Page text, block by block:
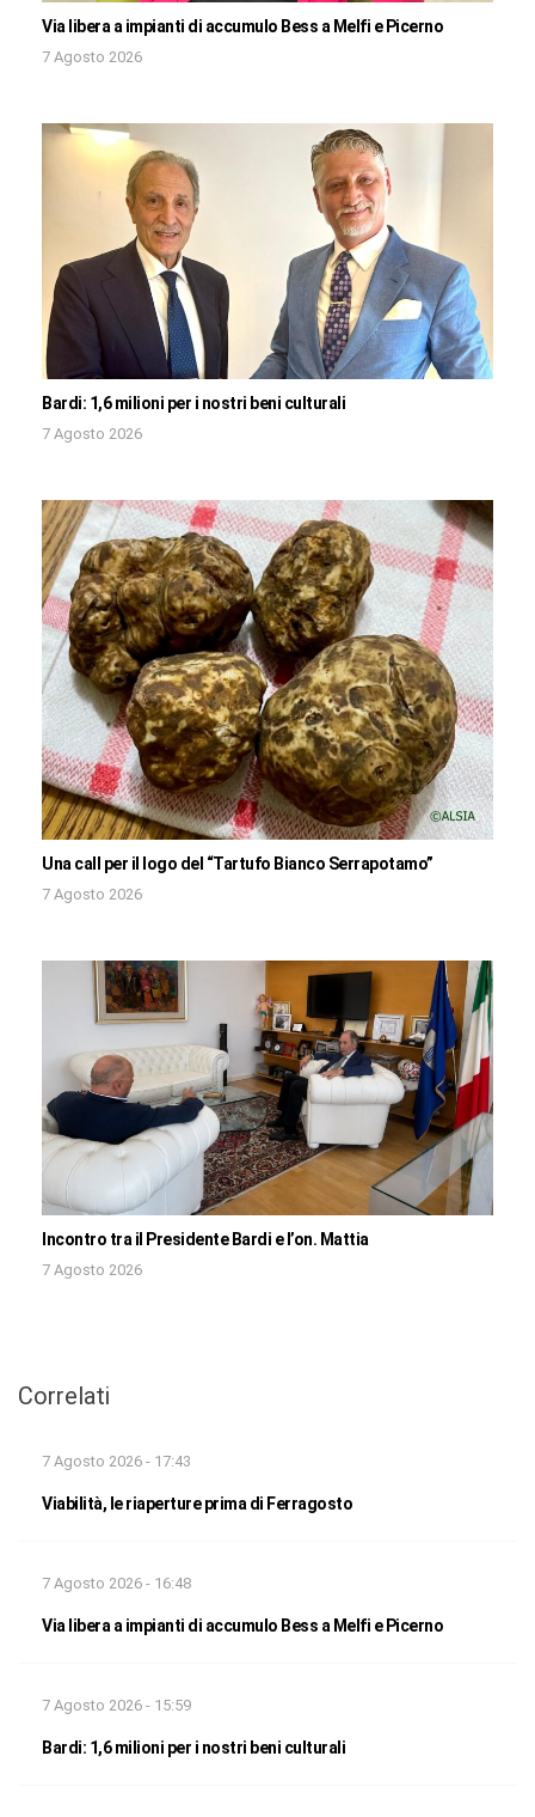
Via libera a impianti di accumulo Bess a Melfi e Picerno
7 Agosto 2026
Bardi: 1,6 milioni per i nostri beni culturali
7 Agosto 2026
Una call per il logo del “Tartufo Bianco Serrapotamo”
7 Agosto 2026
Incontro tra il Presidente Bardi e l’on. Mattia
7 Agosto 2026
Correlati
7 Agosto 2026 - 17:43
Viabilità, le riaperture prima di Ferragosto
7 Agosto 2026 - 16:48
Via libera a impianti di accumulo Bess a Melfi e Picerno
7 Agosto 2026 - 15:59
Bardi: 1,6 milioni per i nostri beni culturali